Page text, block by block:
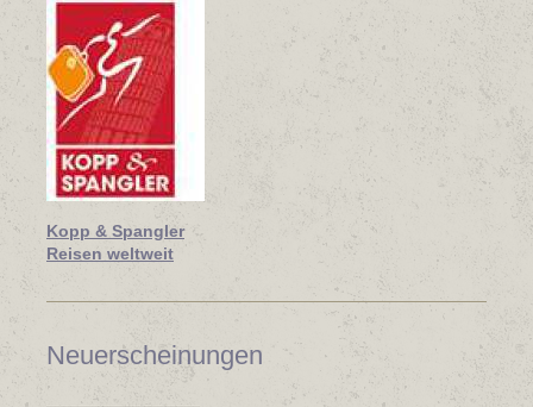
Kopp & Spangler
Reisen weltweit
Neuerscheinungen